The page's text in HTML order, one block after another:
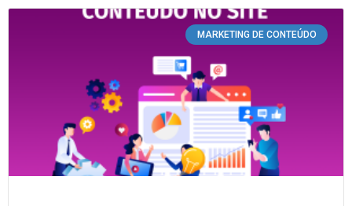
MARKETING DE CONTEÚDO